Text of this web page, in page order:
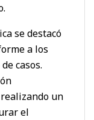
se destacó
a los
casos.
un
el